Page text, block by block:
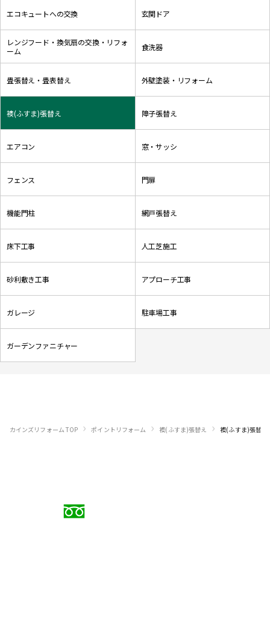
エコキュートへの交換 玄関ドア
レンジフード・換気扇の交換・リフォ
ーム
食洗器
畳張替え・畳表替え 外壁塗装・リフォーム
襖(ふすま)張替え 障子張替え
エアコン 窓・サッシ
フェンス 門扉
機能門柱 網戸張替え
床下工事 人工芝施工
砂利敷き工事 アプローチ工事
ガレージ 駐車場工事
ガーデンファニチャー
カインズリフォーム TOP › ポイントリフォーム › 襖(ふすま)張替え › 襖(ふすま)張替え